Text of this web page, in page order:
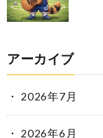
アーカイブ
2026年7月
2026年6月